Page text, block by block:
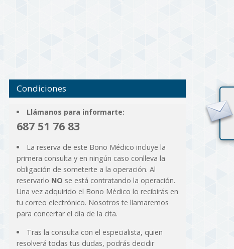
Condiciones
Llámanos para informarte:
687 51 76 83
La reserva de este Bono Médico incluye la
primera consulta y en ningún caso conlleva la
obligación de someterte a la operación. Al
reservarlo NO se está contratando la operación.
Una vez adquirido el Bono Médico lo recibirás en
tu correo electrónico. Nosotros te llamaremos
para concertar el día de la cita.
Tras la consulta con el especialista, quien
resolverá todas tus dudas, podrás decidir